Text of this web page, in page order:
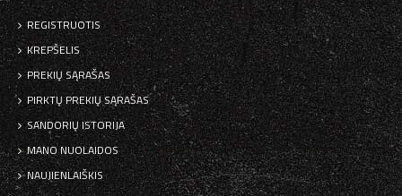
REGISTRUOTIS
KREPŠELIS
PREKIŲ SĄRAŠAS
PIRKTŲ PREKIŲ SĄRAŠAS
SANDORIŲ ISTORIJA
MANO NUOLAIDOS
NAUJIENLAIŠKIS